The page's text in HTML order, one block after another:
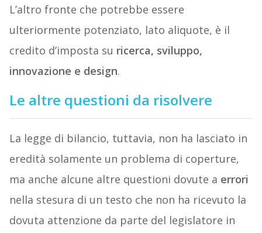
L’altro fronte che potrebbe essere
ulteriormente potenziato, lato aliquote, è il
credito d’imposta su ricerca, sviluppo,
innovazione e design.
Le altre questioni da risolvere
La legge di bilancio, tuttavia, non ha lasciato in
eredità solamente un problema di coperture,
ma anche alcune altre questioni dovute a errori
nella stesura di un testo che non ha ricevuto la
dovuta attenzione da parte del legislatore in